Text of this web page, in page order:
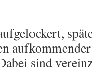
sind